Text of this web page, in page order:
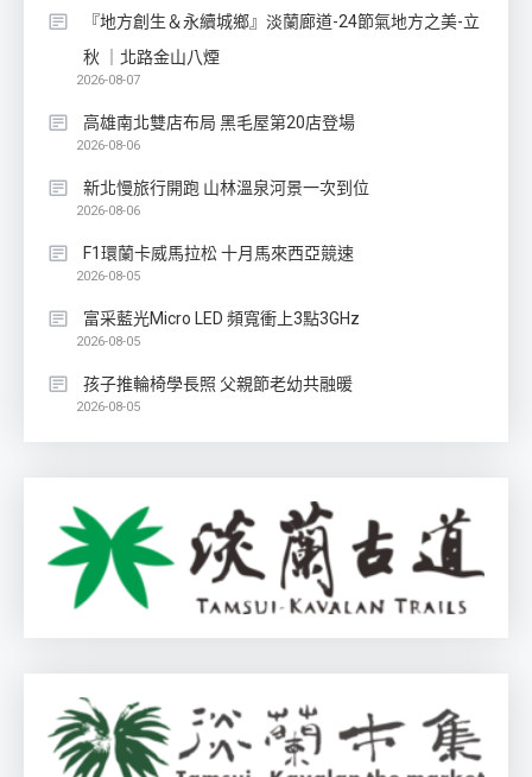
『地方創生＆永續城鄉』淡蘭廊道-24節氣地方之美-立
秋 ｜北路金山八煙
2026-08-07
高雄南北雙店布局 黑毛屋第20店登場
2026-08-06
新北慢旅行開跑 山林溫泉河景一次到位
2026-08-06
F1環蘭卡威馬拉松 十月馬來西亞競速
2026-08-05
富采藍光Micro LED 頻寬衝上3點3GHz
2026-08-05
孩子推輪椅學長照 父親節老幼共融暖
2026-08-05